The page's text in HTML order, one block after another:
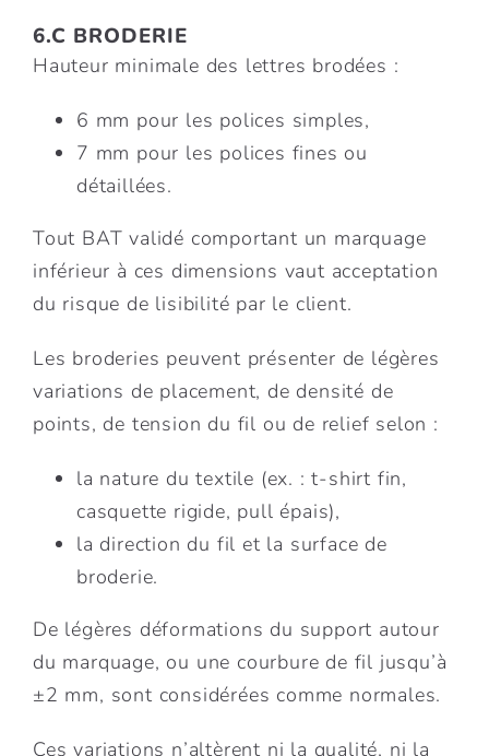
6.C BRODERIE
Hauteur minimale des lettres brodées :
6 mm pour les polices simples,
7 mm pour les polices fines ou
détaillées.
Tout BAT validé comportant un marquage
inférieur à ces dimensions vaut acceptation
du risque de lisibilité par le client.
Les broderies peuvent présenter de légères
variations de placement, de densité de
points, de tension du fil ou de relief selon :
la nature du textile (ex. : t-shirt fin,
casquette rigide, pull épais),
la direction du fil et la surface de
broderie.
De légères déformations du support autour
du marquage, ou une courbure de fil jusqu’à
±2 mm, sont considérées comme normales.
Ces variations n’altèrent ni la qualité, ni la